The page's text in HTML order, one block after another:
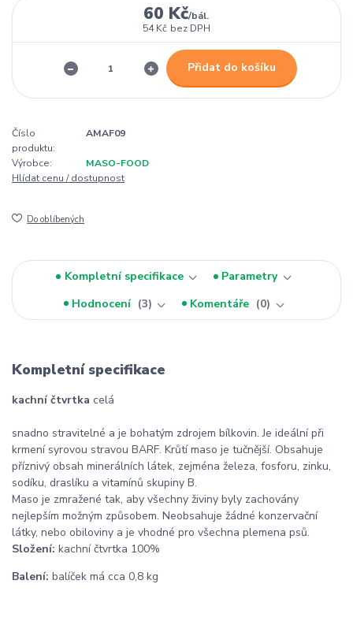
60 Kč/bál.
54 Kč bez DPH
Přidat do košíku
Číslo
produktu:
AMAF09
Výrobce:
MASO-FOOD
Hlídat cenu / dostupnost
Do oblíbených
Kompletní specifikace
Parametry
Hodnocení
3 Komentáře 0
Kompletní specifikace
kachní čtvrtka celá
snadno stravitelné a je bohatým zdrojem bílkovin. Je ideální při
krmení syrovou stravou BARF. Krůtí maso je tučnější. Obsahuje
příznivý obsah minerálních látek, zejména železa, fosforu, zinku,
sodíku, draslíku a vitamínů skupiny B.
Maso je zmražené tak, aby všechny živiny byly zachovány
nejlepším možným způsobem. Neobsahuje žádné konzervační
látky, nebo obiloviny a je vhodné pro všechna plemena psů.
Složení: kachní čtvrtka 100%
Balení: balíček má cca 0,8 kg